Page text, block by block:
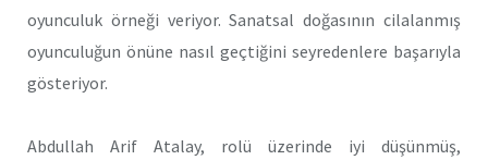
oyunculuk örneği veriyor. Sanatsal doğasının cilalanmış
oyunculuğun önüne nasıl geçtiğini seyredenlere başarıyla
gösteriyor.
Abdullah Arif Atalay, rolü üzerinde iyi düşünmüş,